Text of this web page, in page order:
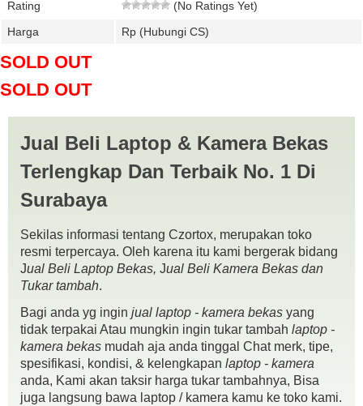
Rating
(No Ratings Yet)
Harga
Rp (Hubungi CS)
SOLD OUT
SOLD OUT
Asus A455LF Core i3 5005U Broadwell sangat cocok bagi yg suka
desain & main game,
tags:asus a455lf,beli laptop,beliLaptop,Canon,czortox.com,dslr,fujifilm,
krian , jual beli Laptop madura ,jual beli Laptop mojokerto
jual beli Laptop
murah surabaya, jual beli Laptop pasuruan,jual beli Laptop sidoarjo,jual
bekas mojokerto ,jual Laptop bekas pasuruan,jual Laptop bekas sidoarjo
jual Laptop bekas surabaya
Laptop madura ,jual Laptop mojokerto
sidoarjo ,jual Laptop surabaya
terima Laptop krian
terima Laptop mojokerto terima Laptop pasuruan
terima Laptop sidoarjo, terima Laptop surabaya.
Jual Beli Laptop & Kamera Bekas
Terlengkap Dan Terbaik No. 1 Di
Surabaya
Sekilas informasi tentang Czortox, merupakan toko
resmi terpercaya. Oleh karena itu kami bergerak bidang
Jual Beli Laptop Bekas, Jual Beli Kamera Bekas dan
Tukar tambah.
Bagi anda yg ingin jual laptop - kamera bekas yang
tidak terpakai Atau mungkin ingin tukar tambah laptop -
kamera bekas mudah aja anda tinggal Chat merk, tipe,
spesifikasi, kondisi, & kelengkapan laptop - kamera
anda, Kami akan taksir harga tukar tambahnya, Bisa
juga langsung bawa laptop / kamera kamu ke toko kami.